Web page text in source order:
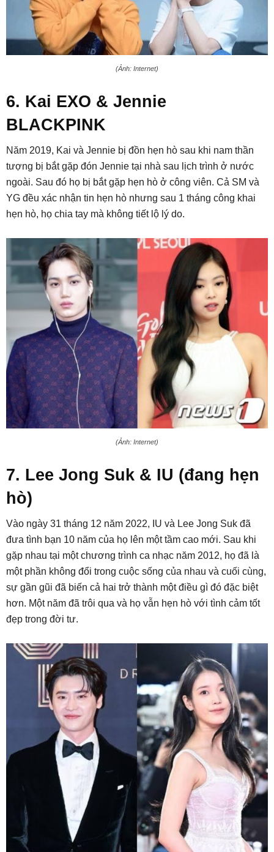
(Ảnh: Internet)
6. Kai EXO & Jennie
BLACKPINK
Năm 2019, Kai và Jennie bị đồn hẹn hò sau khi nam thần
tượng bị bắt gặp đón Jennie tại nhà sau lịch trình ở nước
ngoài. Sau đó họ bị bắt gặp hẹn hò ở công viên. Cả SM và
YG đều xác nhận tin hẹn hò nhưng sau 1 tháng công khai
hẹn hò, họ chia tay mà không tiết lộ lý do.
(Ảnh: Internet)
7. Lee Jong Suk & IU (đang hẹn
hò)
Vào ngày 31 tháng 12 năm 2022, IU và Lee Jong Suk đã
đưa tình bạn 10 năm của họ lên một tầm cao mới. Sau khi
gặp nhau tại một chương trình ca nhạc năm 2012, họ đã là
một phần không đổi trong cuộc sống của nhau và cuối cùng,
sự gần gũi đã biến cả hai trở thành một điều gì đó đặc biệt
hơn. Một năm đã trôi qua và họ vẫn hẹn hò với tình cảm tốt
đẹp trong đời tư.